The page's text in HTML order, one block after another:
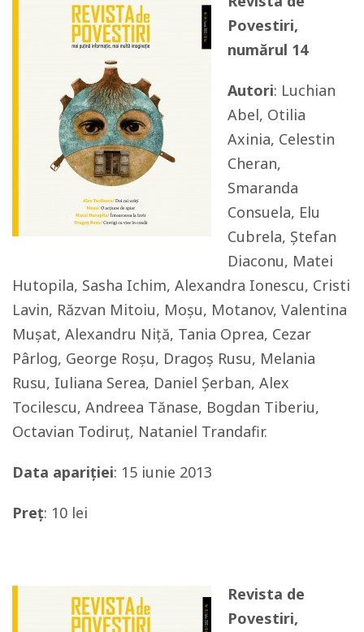
Povestiri,
numărul 14
Autori: Luchian
Abel, Otilia
Axinia, Celestin
Cheran,
Smaranda
Consuela, Elu
Cubrela, Ștefan
Diaconu, Matei
Hutopila, Sasha Ichim, Alexandra Ionescu, Cristi
Lavin, Răzvan Mitoiu, Moșu, Motanov, Valentina
Mușat, Alexandru Niță, Tania Oprea, Cezar
Pârlog, George Roșu, Dragoș Rusu, Melania
Rusu, Iuliana Serea, Daniel Șerban, Alex
Tocilescu, Andreea Tănase, Bogdan Tiberiu,
Octavian Todiruț, Nataniel Trandafir.
Data apariției: 15 iunie 2013
Preț: 10 lei
Revista de
Povestiri,